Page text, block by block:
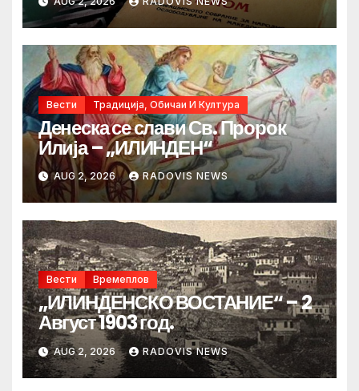
Вести Традиција, Обичаи И Култура
Денеска се слави Св. Пророк
Илија – „ИЛИНДЕН“
AUG 2, 2026 RADOVIS NEWS
Вести Времеплов
„ИЛИНДЕНСКО ВОСТАНИЕ“ – 2
Август 1903 год.
AUG 2, 2026 RADOVIS NEWS